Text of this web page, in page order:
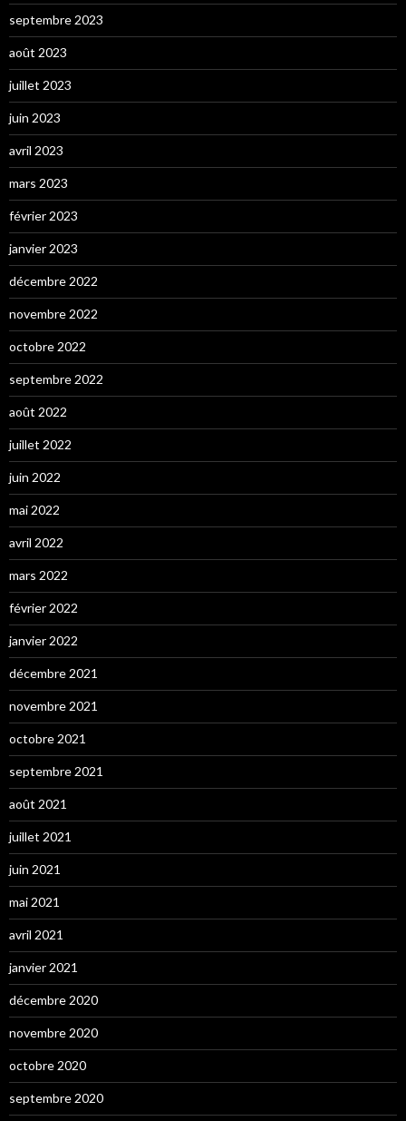
septembre 2023
août 2023
juillet 2023
juin 2023
avril 2023
mars 2023
février 2023
janvier 2023
décembre 2022
novembre 2022
octobre 2022
septembre 2022
août 2022
juillet 2022
juin 2022
mai 2022
avril 2022
mars 2022
février 2022
janvier 2022
décembre 2021
novembre 2021
octobre 2021
septembre 2021
août 2021
juillet 2021
juin 2021
mai 2021
avril 2021
janvier 2021
décembre 2020
novembre 2020
octobre 2020
septembre 2020